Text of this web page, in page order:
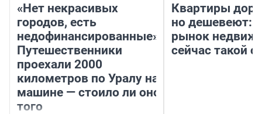
«Нет некрасивых
городов, есть
недофинансированные».
Путешественники
проехали 2000
километров по Уралу на
машине — стоило ли оно
того
Квартиры
но дешевеют:
рынок
сейчас такой